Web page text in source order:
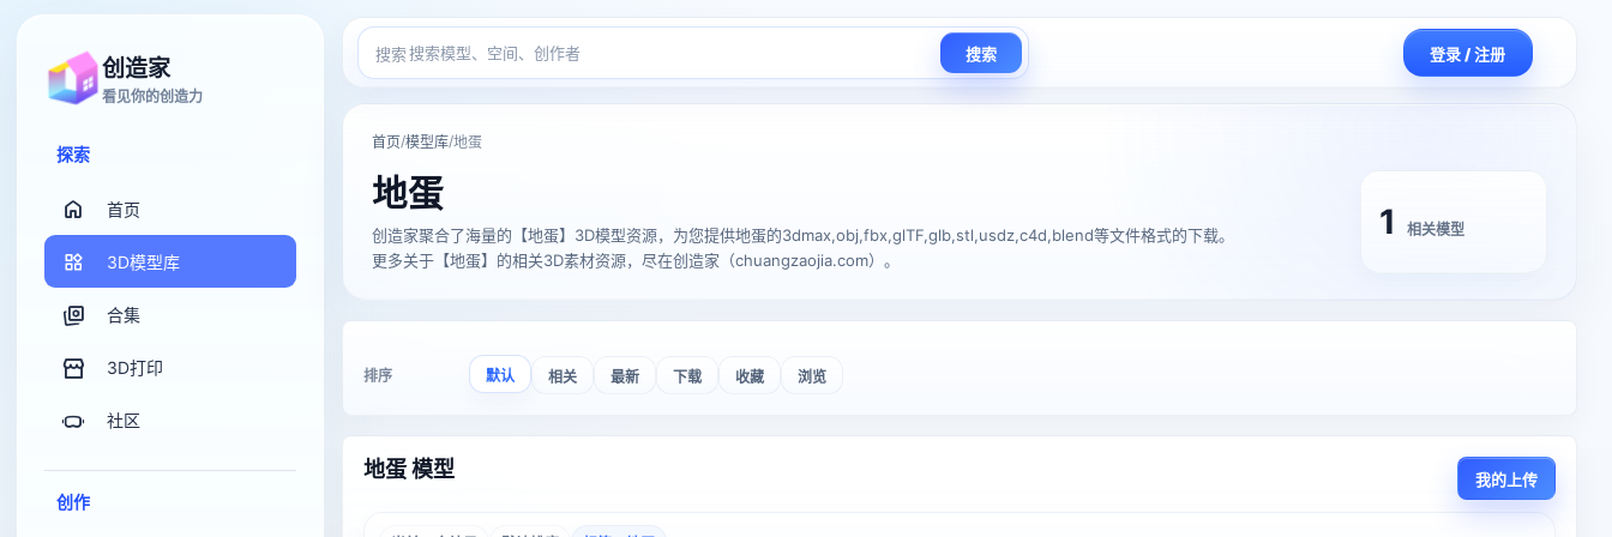
创造家
看见你的创造力
探索
首页
3D模型库
合集
3D打印
社区
创作
搜索 搜索 登录 / 注册
首页/模型库/地蛋
地蛋
创造家聚合了海量的【地蛋】3D模型资源，为您提供地蛋的3dmax,obj,fbx,glTF,glb,stl,usdz,c4d,blend等文件格式的下载。
更多关于【地蛋】的相关3D素材资源，尽在创造家（chuangzaojia.com）。
1 相关模型
排序 默认 相关 最新 下载 收藏 浏览
地蛋 模型 我的上传